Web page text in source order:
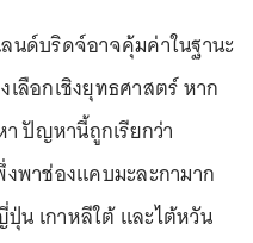
นด์บริดจ์อาจคุ้มค่าในฐานะ
เลือกเชิงยุทธศาสตร์ หาก
ปัญหานี้ถูกเรียกว่า
พาช่องแคบมะละกามาก
น เกาหลีใต้ และไต้หวัน